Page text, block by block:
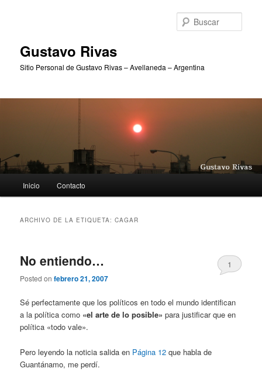
Gustavo Rivas
Sitio Personal de Gustavo Rivas – Avellaneda – Argentina
principal
Inicio Contacto
ARCHIVO DE LA ETIQUETA:CAGAR
No entiendo…
Posted onfebrero 21, 2007
1
Sé perfectamente que los políticos en todo el mundo identifican
a la política como «el arte de lo posible» para justificar que en
política «todo vale».
Pero leyendo la noticia salida en Página 12 que habla de
Guantánamo, me perdí.